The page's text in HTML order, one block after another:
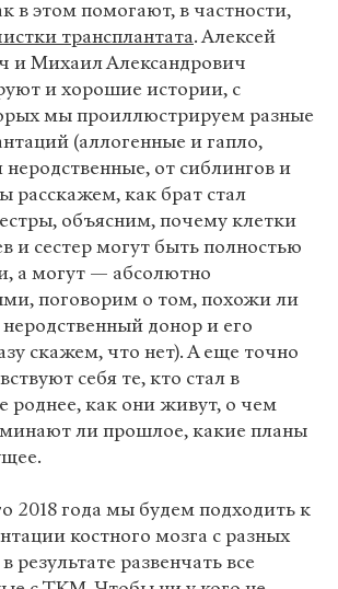
в этом помогают, в частности,
трансплантата. Алексей
и Михаил Александрович
и хорошие истории, с
мы проиллюстрируем разные
(аллогенные и гапло,
от сиблингов и
расскажем, как брат стал
объясним, почему клетки
и сестер могут быть полностью
а могут — абсолютно
поговорим о том, похожи ли
донор и его
скажем, что нет). А еще точно
себя те, кто стал в
роднее, как они живут, о чем
ли прошлое, какие планы
2018 года мы будем подходить к
костного мозга с разных
результате развенчать все